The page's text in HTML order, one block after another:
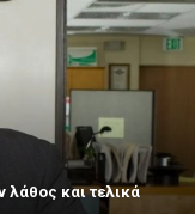
και τελικά